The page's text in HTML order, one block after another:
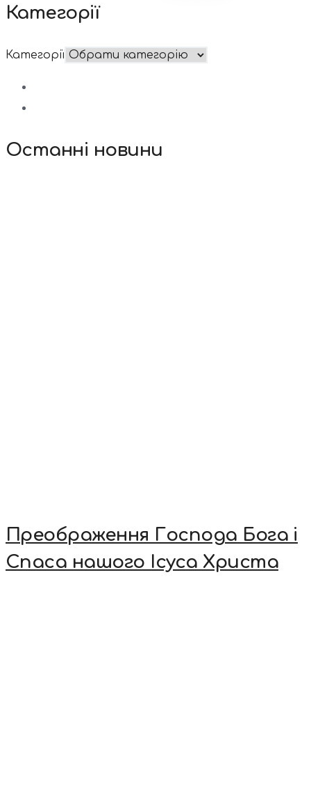
Категорії
Категорії
Останні новини
Преображення Господа Бога і
Спаса нашого Ісуса Христа